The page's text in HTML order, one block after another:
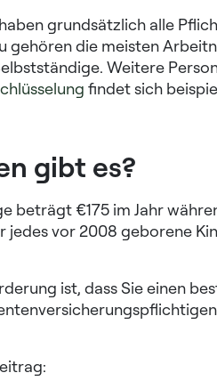
grundsätzlich alle
gehören die meisten
Weitere
findet sich
gibt es?
beträgt €175 im Jahr
jedes vor 2008 geborene
ist, dass Sie einen